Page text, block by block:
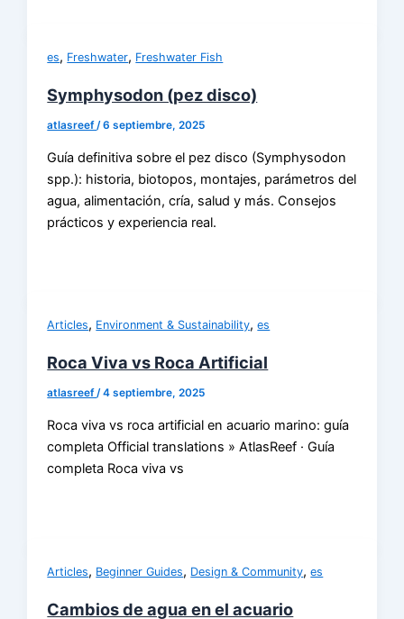
es, Freshwater, Freshwater Fish
Symphysodon (pez disco)
atlasreef/6 septiembre, 2025
Guía definitiva sobre el pez disco (Symphysodon
spp.): historia, biotopos, montajes, parámetros del
agua, alimentación, cría, salud y más. Consejos
prácticos y experiencia real.
Articles, Environment & Sustainability,es
Roca Viva vs Roca Artificial
atlasreef/4 septiembre, 2025
Roca viva vs roca artificial en acuario marino: guía
completa Official translations » AtlasReef · Guía
completa Roca viva vs
Articles, Beginner Guides, Design & Community,es
Cambios de agua en el acuario